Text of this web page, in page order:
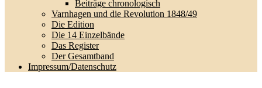
Beiträge chronologisch
Varnhagen und die Revolution 1848/49
Die Edition
Die 14 Einzelbände
Das Register
Der Gesamtband
Impressum/Datenschutz